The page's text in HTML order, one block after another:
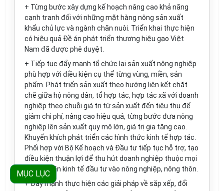
+ Từng bước xây dựng kế hoạch nâng cao khả năng
cạnh tranh đối với những mặt hàng nông sản xuất
khẩu chủ lực và ngành chăn nuôi. Triển khai thực hiện
có hiệu quả Đề án phát triển thương hiệu gạo Việt
Nam đã được phê duyệt.
+ Tiếp tục đẩy mạnh tổ chức lại sản xuất nông nghiệp
phù hợp với điều kiện cụ thể từng vùng, miền, sản
phẩm. Phát triển sản xuất theo hướng liên kết chặt
chẽ giữa hộ nông dân, tổ hợp tác, hợp tác xã với doanh
nghiệp theo chuỗi giá trị từ sản xuất đến tiêu thụ để
giảm chi phí, nâng cao hiệu quả, từng bước đưa nông
nghiệp lên sản xuất quy mô lớn, giá trị gia tăng cao.
Khuyến khích phát triển các hình thức kinh tế hợp tác.
Phối hợp với Bộ Kế hoạch và Đầu tư tiếp tục hỗ trợ, tạo
điều kiện thuận lợi để thu hút doanh nghiệp thuộc mọi
thành phần kinh tế đầu tư vào nông nghiệp, nông thôn.
+ Đẩy mạnh thực hiện các giải pháp về sắp xếp, đổi
MỤC LỤC